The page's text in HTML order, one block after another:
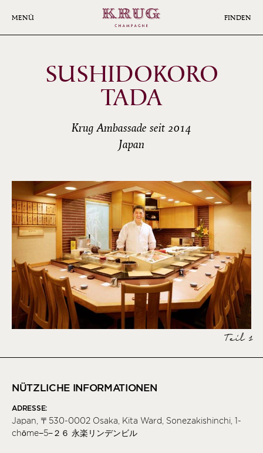
MENÜ FINDEN
SUSHIDOKORO
TADA
Krug Ambassade seit 2014
Japan
Teil 1
NÜTZLICHE INFORMATIONEN
ADRESSE:
Japan, 〒530-0002 Osaka, Kita Ward, Sonezakishinchi, 1-
chōme−5−２６ 永楽リンデンビル